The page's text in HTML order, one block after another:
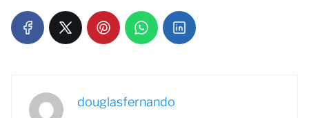
douglasfernando